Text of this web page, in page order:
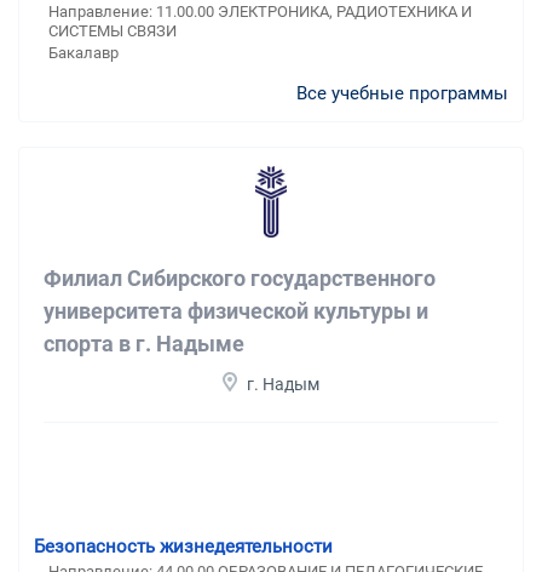
Направление: 11.00.00 ЭЛЕКТРОНИКА, РАДИОТЕХНИКА И
СИСТЕМЫ СВЯЗИ
Бакалавр
Все учебные программы
Филиал Сибирского государственного
университета физической культуры и
спорта в г. Надыме
г. Надым
Безопасность жизнедеятельности